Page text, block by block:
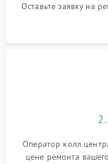
Оставьте заявку на
Оператор колл
цене ремонта